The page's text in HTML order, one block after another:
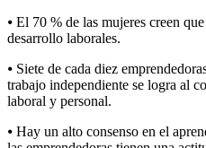
⦁ El 70 % de las mujeres creen
desarrollo laborales.
⦁ Siete de cada diez
trabajo independiente se logra al
laboral y personal.
⦁ Hay un alto consenso en el